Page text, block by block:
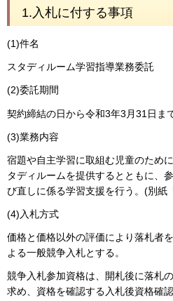
1.入札に付する事項
(1)件名
スタディルーム学習指導業務委託
(2)委託期間
契約締結の日から令和3年3月31日ま
(3)業務内容
宿題や自主学習に取組む児童のため
タディルームを提供するとともに、
び直しに係る学習支援を行う。(別紙
(4)入札方式
価格と価格以外の評価により落札者
よる一般競争入札とする。
競争入札参加資格は、開札後に落札
求め、資格を確認する入札後資格確認